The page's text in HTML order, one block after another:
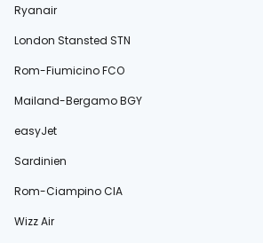
Ryanair
London Stansted STN
Rom-Fiumicino FCO
Mailand-Bergamo BGY
easyJet
Sardinien
Rom-Ciampino CIA
Wizz Air